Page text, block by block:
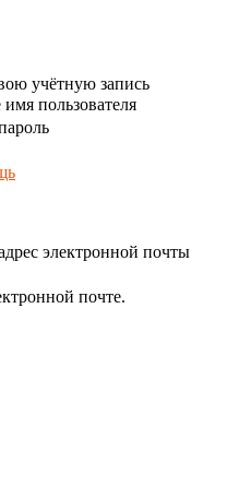
учётную запись
пользователя
электронной почты
почте.